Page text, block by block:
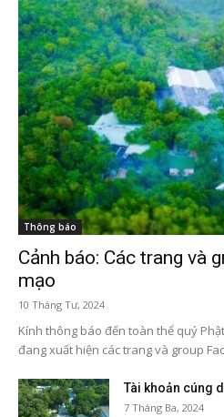
Thông báo
Cảnh báo: Các trang và
mạo
10 Tháng Tư, 2024
Kính thông báo đến toàn thể quý
đang xuất hiện các trang và group
Tài khoản cúng
7 Tháng Ba, 2024